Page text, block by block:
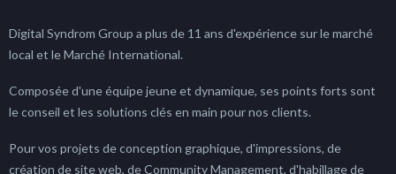
Digital Syndrom Group a plus de 11 ans d'expérience sur le marché
local et le Marché International.
Composée d'une équipe jeune et dynamique, ses points forts sont
le conseil et les solutions clés en main pour nos clients.
Pour vos projets de conception graphique, d'impressions, de
création de site web, de Community Management, d'habillage de